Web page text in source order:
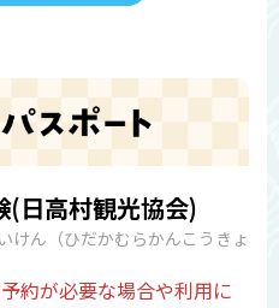
(日高村観光協会)
けん（ひだかむらかんこうきょ
約が必要な場合や利用に